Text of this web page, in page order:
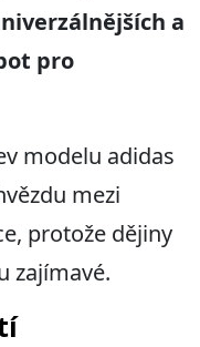
a
pro
modelu adidas
mezi
protože dějiny
zajímavé.